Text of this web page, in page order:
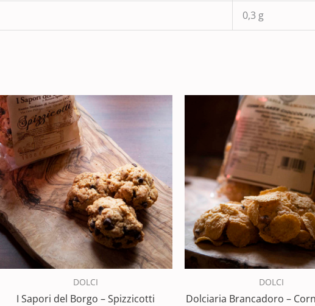
0,3 g
DOLCI
I Sapori del Borgo – Spizzicotti
DOLCI
Dolciaria Brancadoro –